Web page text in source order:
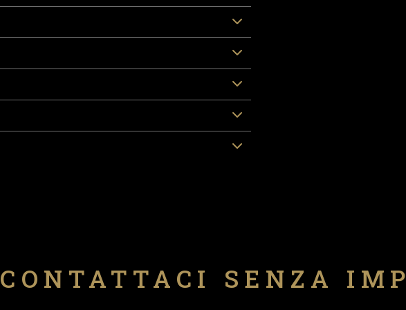
CONTATTACI SENZA